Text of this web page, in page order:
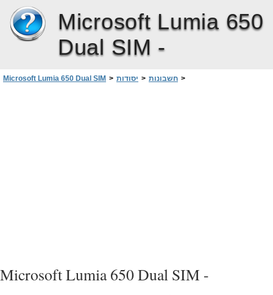
Microsoft Lumia 650
Dual SIM -
Microsoft Lumia 650 Dual SIM > יסודות > חשבונות >
Microsoft Lumia 650 Dual SIM -